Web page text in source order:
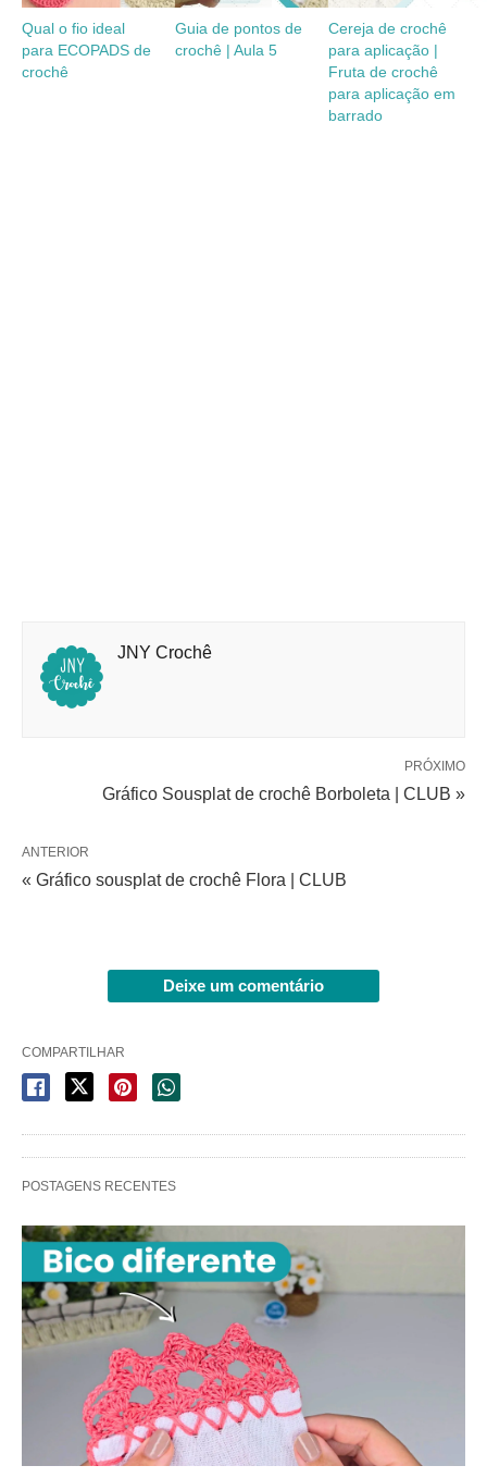
Qual o fio ideal
para ECOPADS de
crochê
Guia de pontos de
crochê | Aula 5
Cereja de crochê
para aplicação |
Fruta de crochê
para aplicação em
barrado
JNY Crochê
PRÓXIMO
Gráfico Sousplat de crochê Borboleta | CLUB »
ANTERIOR
« Gráfico sousplat de crochê Flora | CLUB
Deixe um comentário
COMPARTILHAR
POSTAGENS RECENTES